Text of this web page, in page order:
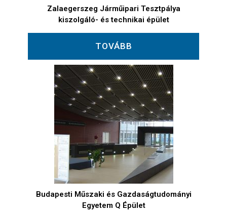
Zalaegerszeg Járműipari Tesztpálya
kiszolgáló- és technikai épület
TOVÁBB
Budapesti Műszaki és Gazdaságtudományi
Egyetem Q Épület